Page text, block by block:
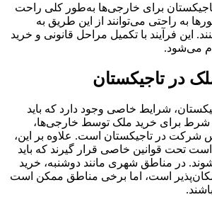
برای خارجی‌ها به‌طور کلی راحت
به راحتی می‌توانند از این طریق به
این فرآیند با تکمیل مراحل قانونی و خرید
می‌شود.
در تاجیکستان
شرایط خاصی وجود دارد که باید
شرط برای خرید ملک توسط خارجی‌ها،
شرکت در تاجیکستان است. علاوه بر این،
تحت قوانین خاصی قرار گیرند که باید
در مناطق شهری مانند دوشنبه، خرید
است، اما برخی مناطق ممکن است